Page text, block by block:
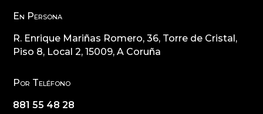
En Persona
R. Enrique Mariñas Romero, 36, Torre de Cristal,
Piso 8, Local 2, 15009, A Coruña
Por Teléfono
881 55 48 28